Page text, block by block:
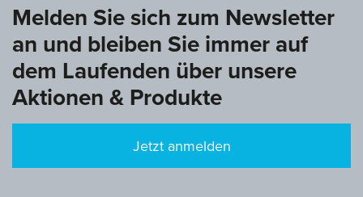
Melden Sie sich zum Newsletter
an und bleiben Sie immer auf
dem Laufenden über unsere
Aktionen & Produkte
Jetzt anmelden